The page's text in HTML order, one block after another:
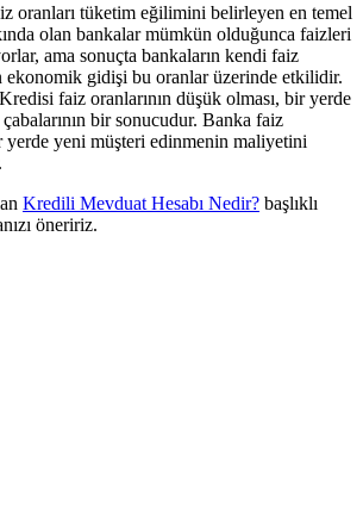
oranları tüketim eğilimini belirleyen en temel
olan bankalar mümkün olduğunca faizleri
ama sonuçta bankaların kendi faiz
ekonomik gidişi bu oranlar üzerinde etkilidir.
faiz oranlarının düşük olması, bir yerde
bir sonucudur. Banka faiz
yerde yeni müşteri edinmenin maliyetini
Kredili Mevduat Hesabı Nedir? başlıklı
öneririz.